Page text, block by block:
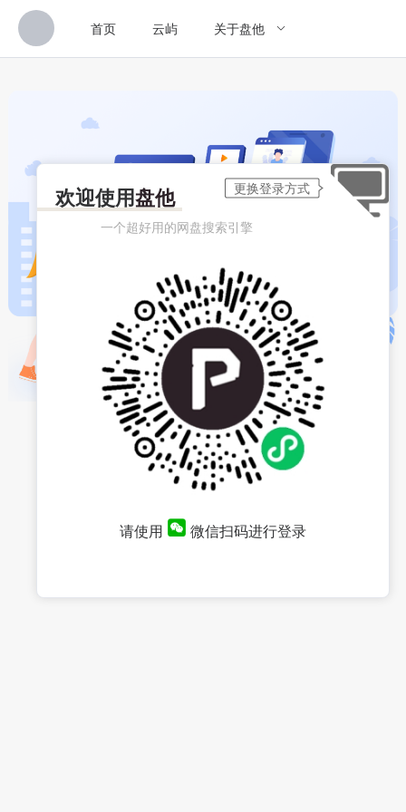
首页 云屿 关于盘他
欢迎使用盘他
一个超好用的网盘搜索引擎
请使用 微信扫码进行登录